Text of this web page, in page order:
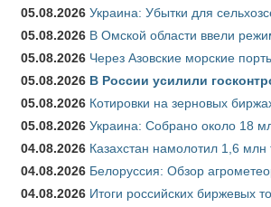
05.08.2026 Украина: Убытки для
05.08.2026 В Омской области ввели
05.08.2026 Через Азовские морские
05.08.2026 В России усилили
05.08.2026 Котировки на зерновых
05.08.2026 Украина: Собрано около 18
04.08.2026 Казахстан намолотил 1,6 млн
04.08.2026 Белоруссия: Обзор
04.08.2026 Итоги российских биржевых